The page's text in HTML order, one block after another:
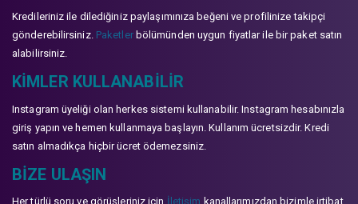
Kredileriniz ile dilediğiniz paylaşımınıza beğeni ve profilinize takipçi
gönderebilirsiniz. Paketlerbölümünden uygun fiyatlar ile bir paket satın
alabilirsiniz.
KIMLER KULLANABILIR
Instagram üyeliği olan herkes sistemi kullanabilir. Instagram hesabınızla
giriş yapın ve hemen kullanmaya başlayın. Kullanım ücretsizdir. Kredi
satın almadıkça hiçbir ücret ödemezsiniz.
BIZE ULAŞIN
Her türlü soru ve görüşleriniz için İletişim kanallarımızdan bizimle irtibat